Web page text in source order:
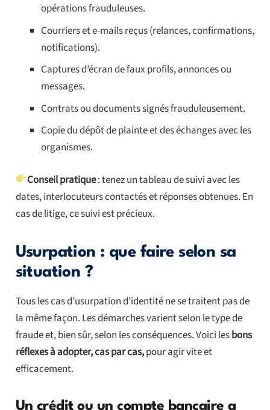
opérations frauduleuses.
Courriers et e-mails reçus (relances, confirmations,
notifications).
Captures d’écran de faux profils, annonces ou
messages.
Contrats ou documents signés frauduleusement.
Copie du dépôt de plainte et des échanges avec les
organismes.
Conseil pratique: tenez un tableau de suivi avec les
dates, interlocuteurs contactés et réponses obtenues. En
cas de litige, ce suivi est précieux.
Usurpation : que faire selon sa
situation ?
Tous les cas d’usurpation d’identité ne se traitent pas de
la même façon. Les démarches varient selon le type de
fraude et, bien sûr, selon les conséquences. Voici lesbons
réflexes à adopter, cas par cas,pour agir vite et
efficacement.
Un crédit ou un compte bancaire a